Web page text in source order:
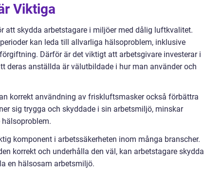
Viktiga
att skydda arbetstagare i miljöer med dålig luftkvalitet.
kan leda till allvarliga hälsoproblem, inklusive
Därför är det viktigt att arbetsgivare investerar i
deras anställda är välutbildade i hur man använder och
korrekt användning av friskluftsmasker också förbättra
sig trygga och skyddade i sin arbetsmiljö, minskar
komponent i arbetssäkerheten inom många branscher.
korrekt och underhålla den väl, kan arbetstagare skydda
en hälsosam arbetsmiljö.